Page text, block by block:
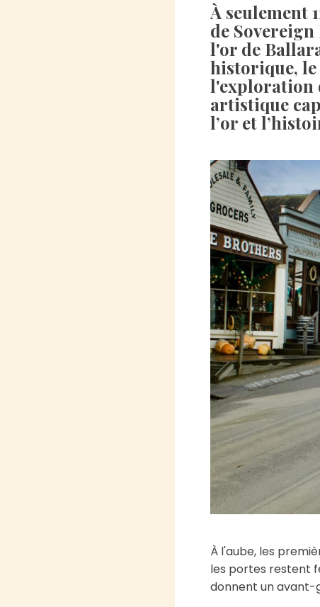
À seulement
de
l'or de
historique, le
l'exploration
artistique
l’or et
À l'aube, les
les portes restent
donnent un avant-